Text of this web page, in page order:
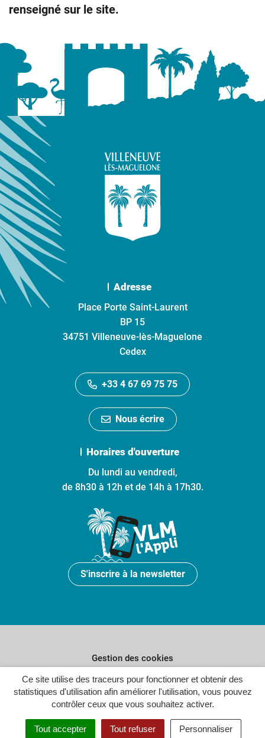
Ce site utilise des traceurs pour fonctionner et obtenir des
statistiques d'utilisation afin améliorer l'utilisation, vous pouvez
contrôler ceux que vous souhaitez activer.
Tout accepter Tout refuser Personnaliser
renseigné sur le site.
Adresse
Place Porte Saint-Laurent
BP 15
34751 Villeneuve-lès-Maguelone
Cedex
+33 4 67 69 75 75
Nous écrire
Horaires d'ouverture
Du lundi au vendredi,
de 8h30 à 12h et de 14h à 17h30.
S'inscrire à la newsletter
Gestion des cookies
Plan du site
Politique de confidentialité
Crédits